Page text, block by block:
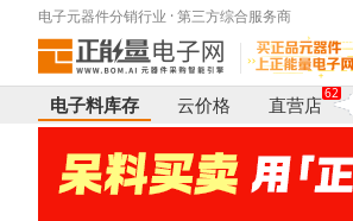
电子元器件分销行业 · 第三方综合服务商
电子料库存 云价格 直营店
62